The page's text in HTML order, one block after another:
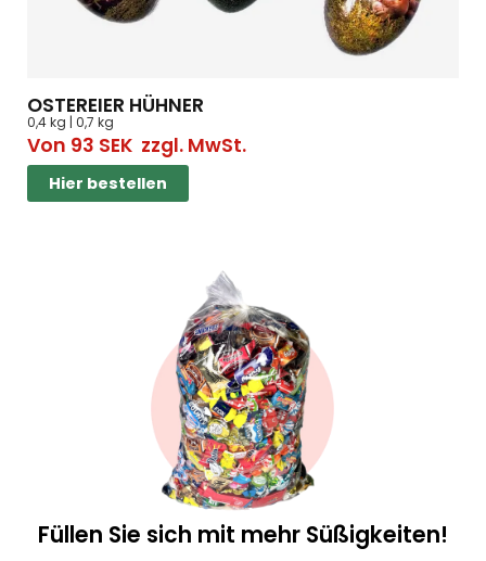
OSTEREIER HÜHNER
0,4 kg | 0,7 kg
Von 93 SEKzzgl. MwSt.
Hier bestellen
Füllen Sie sich mit mehr Süßigkeiten!